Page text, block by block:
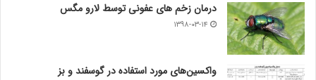
درمان زخم های عفونی توسط لارو مگس
۱۳۹۸-۰۳-۱۴
واکسین‌های مورد استفاده در گوسفند و بز